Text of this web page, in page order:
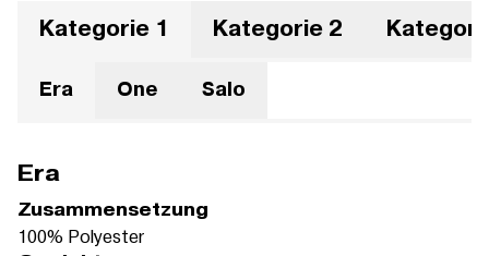
Kategorie 1 Kategorie 2
Era One Salo
Era
Zusammensetzung
100% Polyester